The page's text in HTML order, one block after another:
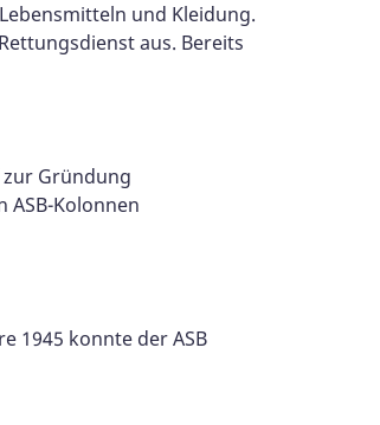
und Kleidung.
aus. Bereits
Gründung
ASB-Kolonnen
1945 konnte der ASB